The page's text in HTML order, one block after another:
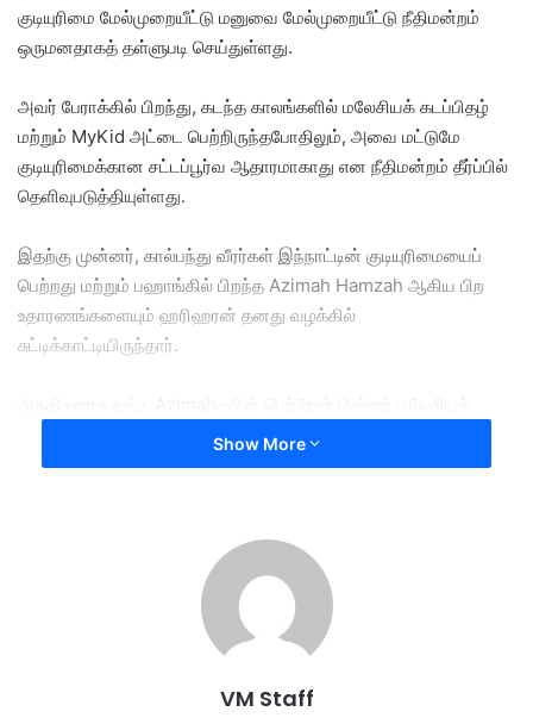
குடியுரிமை மேல்முறையீட்டு மனுவை மேல்முறையீட்டு நீதிமன்றம்
ஒருமனதாகத் தள்ளுபடி செய்துள்ளது.
​அவர் பேராக்கில் பிறந்து, கடந்த காலங்களில் மலேசியக் கடப்பிதழ்
மற்றும் MyKid அட்டை பெற்றிருந்தபோதிலும், அவை மட்டுமே
குடியுரிமைக்கான சட்டப்பூர்வ ஆதாரமாகாது என நீதிமன்றம் தீர்ப்பில்
தெளிவுபடுத்தியுள்ளது.
இதற்கு முன்னர், கால்பந்து வீரர்கள் இந்நாட்டின் குடியுரிமையைப்
பெற்றது மற்றும் பஹாங்கில் பிறந்த Azimah Hamzah ஆகிய பிற
உதாரணங்களையும் ஹரிஹரன் தனது வழக்கில்
சுட்டிக்காட்டியிருந்தார்.
குடியுரிமை பெற்ற நிலையில், 38 வயதான Azimah-வும் தீவிர
முயற்சிக்குப் பிறகு முறைப்படியான மலேசியக் குடியுரிமையைப்
​அத்துடன், கிள்ளானில் பிறந்த Nalvin Dhillon வழக்கையும்
ஹரிஹரன் சுட்டிக்காட்டினார்.
நால்வின் பிறந்தபோது, அவரது மலேசியத் தந்தையும் மலேசியரல்லாத
பின்னர் அவருக்கும் குடியுரிமை வழங்கப்பட்டதை, ஒரு
Show More
VM Staff